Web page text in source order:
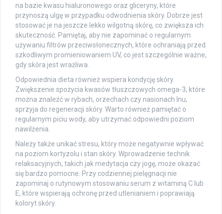
na bazie kwasu hialuronowego oraz gliceryny, które
przynoszą ulgę w przypadku odwodnienia skóry. Dobrze jest
stosować je na jeszcze lekko wilgotną skórę, co zwiększa ich
skuteczność. Pamiętaj, aby nie zapominać o regularnym
używaniu filtrów przeciwsłonecznych, które ochraniają przed
szkodliwym promieniowaniem UV, co jest szczególnie ważne,
gdy skóra jest wrażliwa.
Odpowiednia dieta również wspiera kondycję skóry.
Zwiększenie spożycia kwasów tłuszczowych omega-3, które
można znaleźć w rybach, orzechach czy nasionach lnu,
sprzyja do regeneracji skóry. Warto również pamiętać o
regularnym piciu wody, aby utrzymać odpowiedni poziom
nawilżenia.
Należy także unikać stresu, który może negatywnie wpływać
na poziom kortyzolu i stan skóry. Wprowadzenie technik
relaksacyjnych, takich jak medytacja czy jogę, może okazać
się bardzo pomocne. Przy codziennej pielęgnacji nie
zapominaj o rutynowym stosowaniu serum z witaminą C lub
E, które wspierają ochronę przed utlenianiem i poprawiają
koloryt skóry.